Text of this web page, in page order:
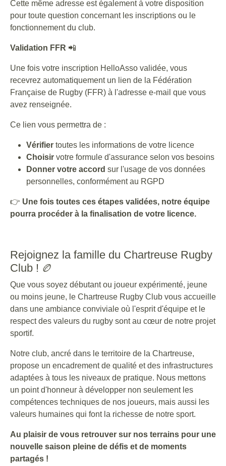
Cette même adresse est également à votre disposition
pour toute question concernant les inscriptions ou le
fonctionnement du club.
Validation FFR 📲
Une fois votre inscription HelloAsso validée, vous
recevrez automatiquement un lien de la Fédération
Française de Rugby (FFR) à l'adresse e-mail que vous
avez renseignée.
Ce lien vous permettra de :
Vérifier toutes les informations de votre licence
Choisir votre formule d'assurance selon vos besoins
Donner votre accord sur l'usage de vos données
personnelles, conformément au RGPD
👉 Une fois toutes ces étapes validées, notre équipe
pourra procéder à la finalisation de votre licence.
Rejoignez la famille du Chartreuse Rugby
Club ! 🏉
Que vous soyez débutant ou joueur expérimenté, jeune
ou moins jeune, le Chartreuse Rugby Club vous accueille
dans une ambiance conviviale où l'esprit d'équipe et le
respect des valeurs du rugby sont au cœur de notre projet
sportif.
Notre club, ancré dans le territoire de la Chartreuse,
propose un encadrement de qualité et des infrastructures
adaptées à tous les niveaux de pratique. Nous mettons
un point d'honneur à développer non seulement les
compétences techniques de nos joueurs, mais aussi les
valeurs humaines qui font la richesse de notre sport.
Au plaisir de vous retrouver sur nos terrains pour une
nouvelle saison pleine de défis et de moments
partagés !